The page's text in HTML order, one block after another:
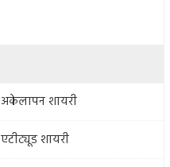
अकेलापन शायरी
एटीट्यूड शायरी